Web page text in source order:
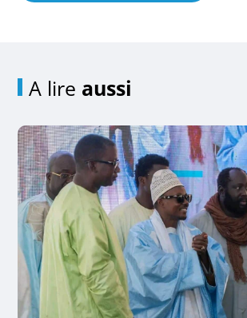
A lire aussi